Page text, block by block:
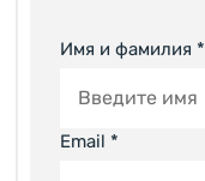
Имя и фамилия *
Email *